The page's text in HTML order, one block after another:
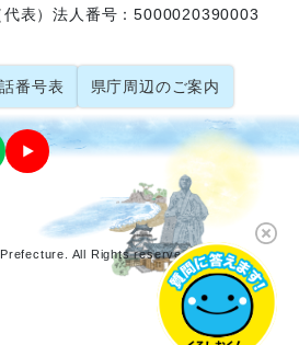
表）法人番号：5000020390003
番号表 県庁周辺のご案内
All Rights reserved.